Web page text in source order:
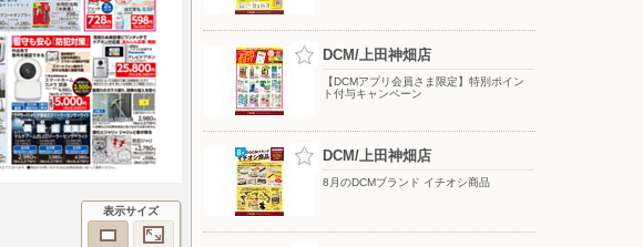
表示サイズ
DCM/上田神畑店
【DCMアプリ会員さま限定】特別ポイン
ト付与キャンペーン
DCM/上田神畑店
8月のDCMブランド イチオシ商品